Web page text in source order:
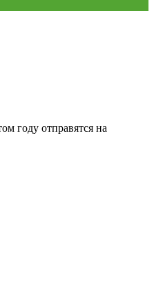
году отправятся на